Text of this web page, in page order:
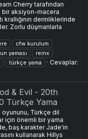
Cherry tarafından
bir aksiyon-macera
krallığının derinliklerinde
Zorlu düşmanlarla
cfw kurulum
yaması
reinx
türkçe yama
Cevaplar:
& Evil - 20th
Türkçe Yama
oyununu, Türkçe dil
için önemli bir yama
baş karakter Jade'in
kullanarak Hillys